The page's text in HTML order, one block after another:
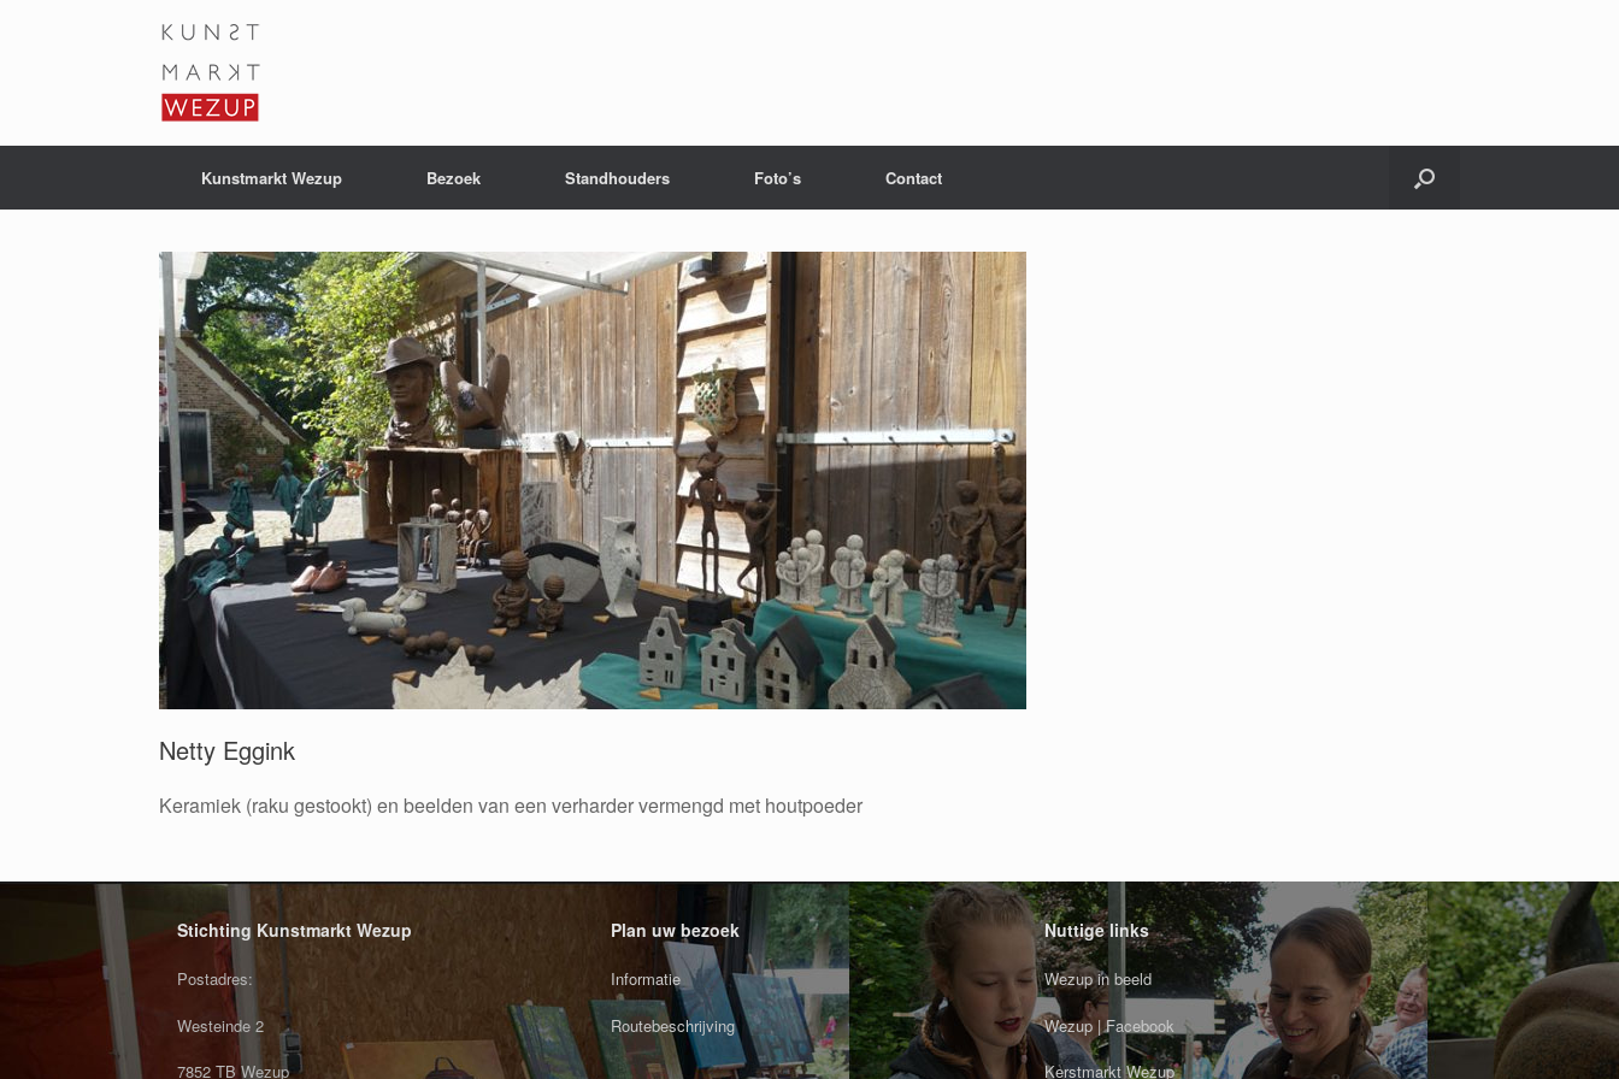
Kunstmarkt Wezup Bezoek Standhouders Foto’s Contact
Netty Eggink
Keramiek (raku gestookt) en beelden van een verharder vermengd met houtpoeder
Stichting Kunstmarkt Wezup
Postadres:
Westeinde 2
7852 TB Wezup
Plan uw bezoek
Informatie
Routebeschrijving
Nuttige links
Wezup in beeld
Wezup | Facebook
Kerstmarkt Wezup